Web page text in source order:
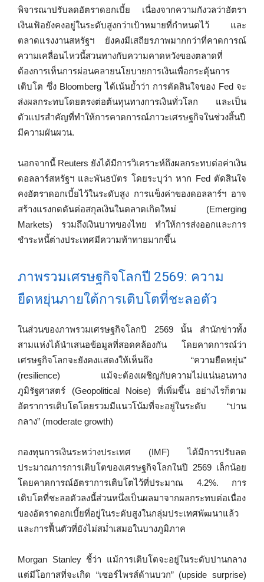
พิจารณาปรับลดอัตราดอกเบี้ย เนื่องจากความกังวลว่าอัตรา
เงินเฟ้อยังคงอยู่ในระดับสูงกว่าเป้าหมายที่กำหนดไว้ และ
ตลาดแรงงานสหรัฐฯ ยังคงมีเสถียรภาพมากกว่าที่คาดการณ์
ความเคลื่อนไหวนี้สวนทางกับความคาดหวังของตลาดที่
ต้องการเห็นการผ่อนคลายนโยบายการเงินเพื่อกระตุ้นการ
เติบโต ซึ่ง Bloomberg ได้เน้นย้ำว่า การตัดสินใจของ Fed จะ
ส่งผลกระทบโดยตรงต่อต้นทุนทางการเงินทั่วโลก และเป็น
ตัวแปรสำคัญที่ทำให้การคาดการณ์ภาวะเศรษฐกิจในช่วงสิ้นปี
มีความผันผวน.
นอกจากนี้ Reuters ยังได้มีการวิเคราะห์ถึงผลกระทบต่อค่าเงิน
ดอลลาร์สหรัฐฯ และพันธบัตร โดยระบุว่า หาก Fed ตัดสินใจ
คงอัตราดอกเบี้ยไว้ในระดับสูง การแข็งค่าของดอลลาร์ฯ อาจ
สร้างแรงกดดันต่อสกุลเงินในตลาดเกิดใหม่ (Emerging
Markets) รวมถึงเงินบาทของไทย ทำให้การส่งออกและการ
ชำระหนี้ต่างประเทศมีความท้าทายมากขึ้น
ภาพรวมเศรษฐกิจโลกปี 2569: ความ
ยืดหยุ่นภายใต้การเติบโตที่ชะลอตัว
ในส่วนของภาพรวมเศรษฐกิจโลกปี 2569 นั้น สำนักข่าวทั้ง
สามแห่งได้นำเสนอข้อมูลที่สอดคล้องกัน โดยคาดการณ์ว่า
เศรษฐกิจโลกจะยังคงแสดงให้เห็นถึง “ความยืดหยุ่น”
(resilience) แม้จะต้องเผชิญกับความไม่แน่นอนทาง
ภูมิรัฐศาสตร์ (Geopolitical Noise) ที่เพิ่มขึ้น อย่างไรก็ตาม
อัตราการเติบโตโดยรวมมีแนวโน้มที่จะอยู่ในระดับ “ปาน
กลาง” (moderate growth)
กองทุนการเงินระหว่างประเทศ (IMF) ได้มีการปรับลด
ประมาณการการเติบโตของเศรษฐกิจโลกในปี 2569 เล็กน้อย
โดยคาดการณ์อัตราการเติบโตไว้ที่ประมาณ 4.2%. การ
เติบโตที่ชะลอตัวลงนี้ส่วนหนึ่งเป็นผลมาจากผลกระทบต่อเนื่อง
ของอัตราดอกเบี้ยที่อยู่ในระดับสูงในกลุ่มประเทศพัฒนาแล้ว
และการฟื้นตัวที่ยังไม่สม่ำเสมอในบางภูมิภาค
Morgan Stanley ชี้ว่า แม้การเติบโตจะอยู่ในระดับปานกลาง
แต่มีโอกาสที่จะเกิด “เซอร์ไพรส์ด้านบวก” (upside surprise)